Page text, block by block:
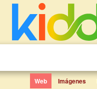
Web Imágenes